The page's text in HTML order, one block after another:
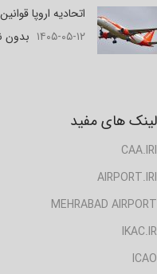
اتحادیه اروپا
۱۴۰۵-۰۵-۱۲ بدون
لینک های مفید
CAA.IRI
AIRPORT.IRI
MEHRABAD AIRPORT
IKAC.IR
ICAO